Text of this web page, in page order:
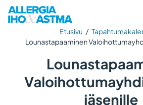
Etusivu /
Lounastapaaminen
jäsenille